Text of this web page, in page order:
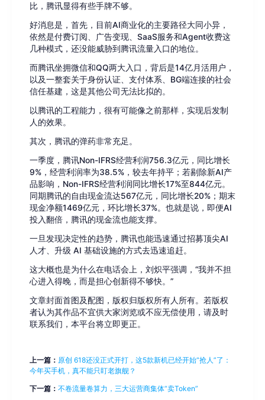
比，腾讯显得有些手牌不够。
好消息是，首先，目前AI商业化的主要路径大同小异，
依然是付费订阅、广告变现、SaaS服务和Agent收费这
几种模式，还没能威胁到腾讯流量入口的地位。
而腾讯坐拥微信和QQ两大入口，背后是14亿月活用户，
以及一整套关于身份认证、支付体系、BG端连接的社会
信任基建，这是其他公司无法比拟的。
以腾讯的工程能力，很有可能像之前那样，实现后发制
人的效果。
其次，腾讯的弹药非常充足。
一季度，腾讯Non-IFRS经营利润756.3亿元，同比增长
9%，经营利润率为38.5%，较去年持平；若剔除新AI产
品影响，Non-IFRS经营利润同比增长17%至844亿元。
同期腾讯的自由现金流达567亿元，同比增长20%；期末
现金净额1469亿元，环比增长37%。也就是说，即便AI
投入翻倍，腾讯的现金流也能支撑。
一旦发现决定性的趋势，腾讯也能迅速通过招募顶尖AI
人才、升级 AI 基础设施的方式去迅速追赶。
这大概也是为什么在电话会上，刘炽平强调，“我并不担
心进入得晚，而是担心创新得不够快。”
文章封面首图及配图，版权归版权所有人所有。若版权
者认为其作品不宜供大家浏览或不应无偿使用，请及时
联系我们，本平台将立即更正。
上一篇： 原创 618还没正式开打，这5款新机已经开始“抢人”了：
今年买手机，真不能只盯老旗舰？
下一篇： 不卷流量卷算力，三大运营商集体“卖Token”